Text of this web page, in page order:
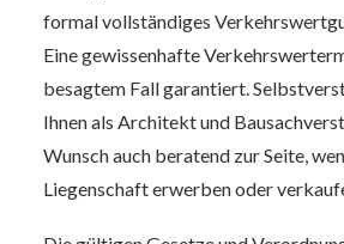
formal vollständiges
Eine gewissenhafte
besagtem Fall garantiert.
Ihnen als Architekt und
Wunsch auch beratend zur Seite,
Liegenschaft erwerben oder